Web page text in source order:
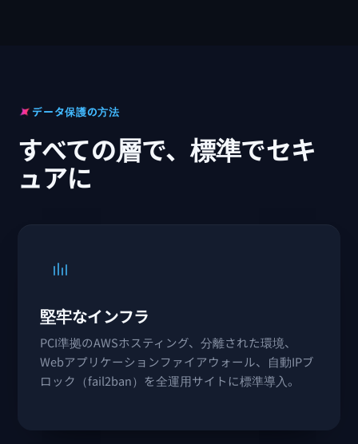
データ保護の方法
すべての層で、標準でセキ
ュアに
堅牢なインフラ
PCI準拠のAWSホスティング、分離された環境、
Webアプリケーションファイアウォール、自動IPブ
ロック（fail2ban）を全運用サイトに標準導入。